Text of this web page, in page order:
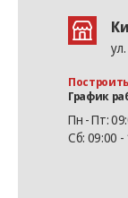
График
Пн - Пт:
Сб: 09:00 -